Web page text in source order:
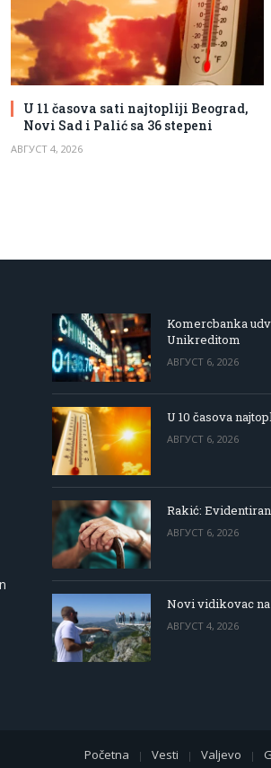
U 11 časova sati najtopliji Beograd,
Novi Sad i Palić sa 36 stepeni
АВГУСТ 4, 2026
Komercbanka
Unikreditom
АВГУСТ 6, 2026
U 10 časova
АВГУСТ 6, 2026
Rakić:
АВГУСТ 6, 2026
Novi vidikovac
АВГУСТ 4, 2026
Početna Vesti Valjevo